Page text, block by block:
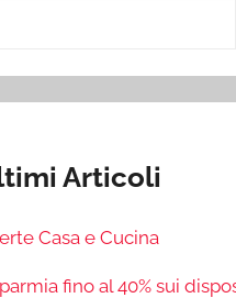
Articoli
Casa e Cucina
fino al 40% sui